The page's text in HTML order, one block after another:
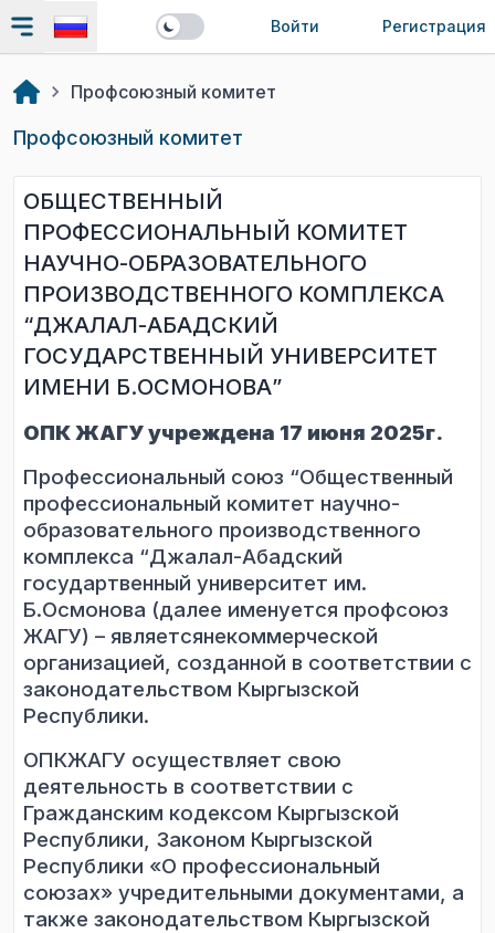
Войти Регистрация
Профсоюзный комитет
Профсоюзный комитет
ОБЩЕСТВЕННЫЙ
ПРОФЕССИОНАЛЬНЫЙ КОМИТЕТ
НАУЧНО-ОБРАЗОВАТЕЛЬНОГО
ПРОИЗВОДСТВЕННОГО КОМПЛЕКСА
“ДЖАЛАЛ-АБАДСКИЙ
ГОСУДАРСТВЕННЫЙ УНИВЕРСИТЕТ
ИМЕНИ Б.ОСМОНОВА”
ОПК ЖАГУ учреждена 17 июня 2025г.
Профессиональный союз “Общественный
профессиональный комитет научно-
образовательного производственного
комплекса “Джалал-Абадский
государтвенный университет им.
Б.Осмонова (далее именуется профсоюз
ЖАГУ) – являетсянекоммерческой
организацией, созданной в соответствии с
законодательством Кыргызской
Республики.
ОПКЖАГУ осуществляет свою
деятельность в соответствии с
Гражданским кодексом Кыргызской
Республики, Законом Кыргызской
Республики «О профессиональный
союзах» учредительными документами, а
также законодательством Кыргызской